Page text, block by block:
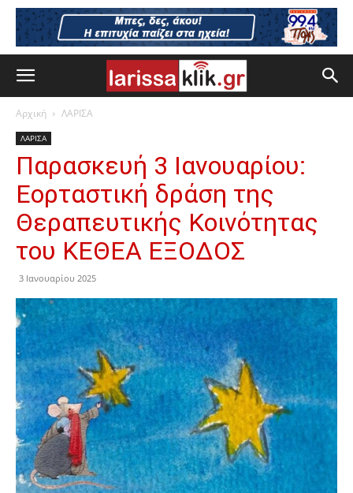
Αρχική ΛΑΡΙΣΑ
ΛΑΡΙΣΑ
Παρασκευή 3 Ιανουαρίου:
Εορταστική δράση της
Θεραπευτικής Κοινότητας
του ΚΕΘΕΑ ΕΞΟΔΟΣ
3 Ιανουαρίου 2025